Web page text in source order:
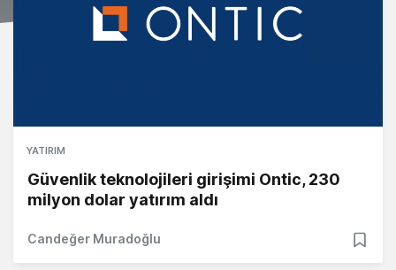
YATIRIM
Güvenlik teknolojileri girişimi Ontic, 230
milyon dolar yatırım aldı
Candeğer Muradoğlu